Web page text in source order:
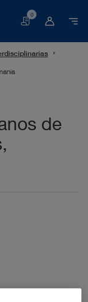
Cesta
0
de